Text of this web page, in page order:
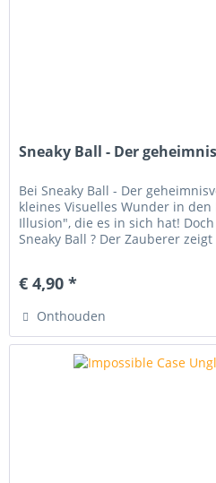
Sneaky Ball - Der
Bei Sneaky Ball - Der
kleines Visuelles Wunder in
Illusion", die es in sich hat!
Sneaky Ball ? Der Zauberer
€ 4,90 *
Onthouden